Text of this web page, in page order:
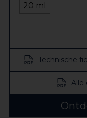
20 ml
Technische
Alle